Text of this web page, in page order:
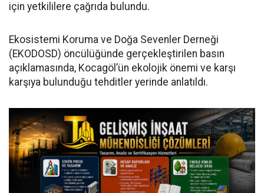
için yetkililere çağrıda bulundu.
Ekosistemi Koruma ve Doğa Sevenler Derneği
(EKODOSD) öncülüğünde gerçekleştirilen basın
açıklamasında, Kocagöl’ün ekolojik önemi ve karşı
karşıya bulunduğu tehditler yerinde anlatıldı.